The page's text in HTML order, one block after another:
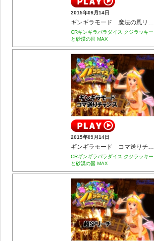
2015年09月14日
ギンギラモード 魔法の風リーチ
CRギンギラパラダイス クジラッキー
と砂漠の国 MAX
2015年09月14日
ギンギラモード コマ送りチャンス
CRギンギラパラダイス クジラッキー
と砂漠の国 MAX